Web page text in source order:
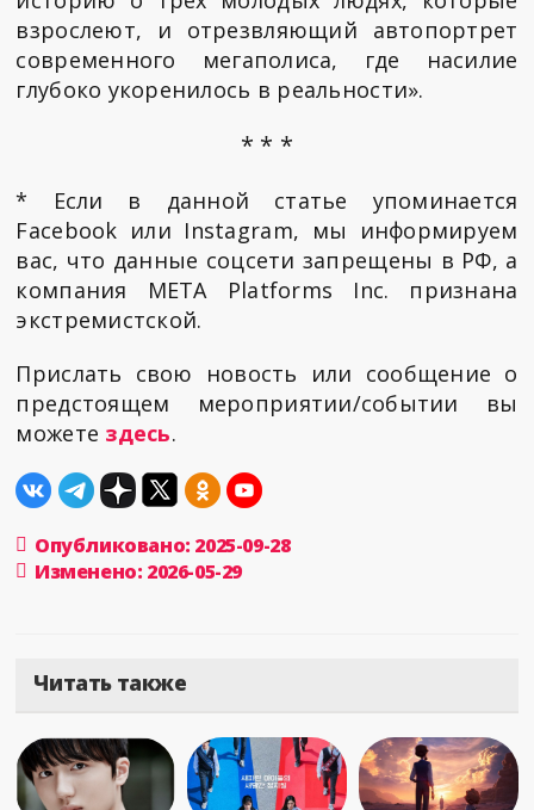
взрослеют, и отрезвляющий автопортрет
современного мегаполиса, где насилие
глубоко укоренилось в реальности».
* * *
* Если в данной статье упоминается
Facebook или Instagram, мы информируем
вас, что данные соцсети запрещены в РФ, а
компания META Platforms Inc. признана
экстремистской.
Прислать свою новость или сообщение о
предстоящем мероприятии/событии вы
можете здесь.
Опубликовано: 2025-09-28
Изменено: 2026-05-29
Читать также